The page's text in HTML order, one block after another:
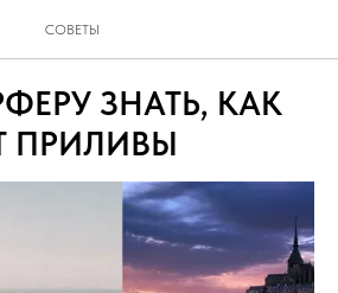
СОВЕТЫ
ЗНАТЬ, КАК
ПРИЛИВЫ